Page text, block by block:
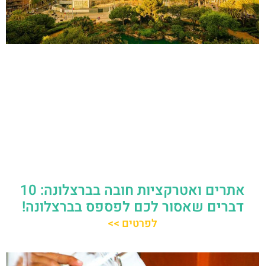
אתרים ואטרקציות חובה בברצלונה: 10
דברים שאסור לכם לפספס בברצלונה!
לפרטים >>